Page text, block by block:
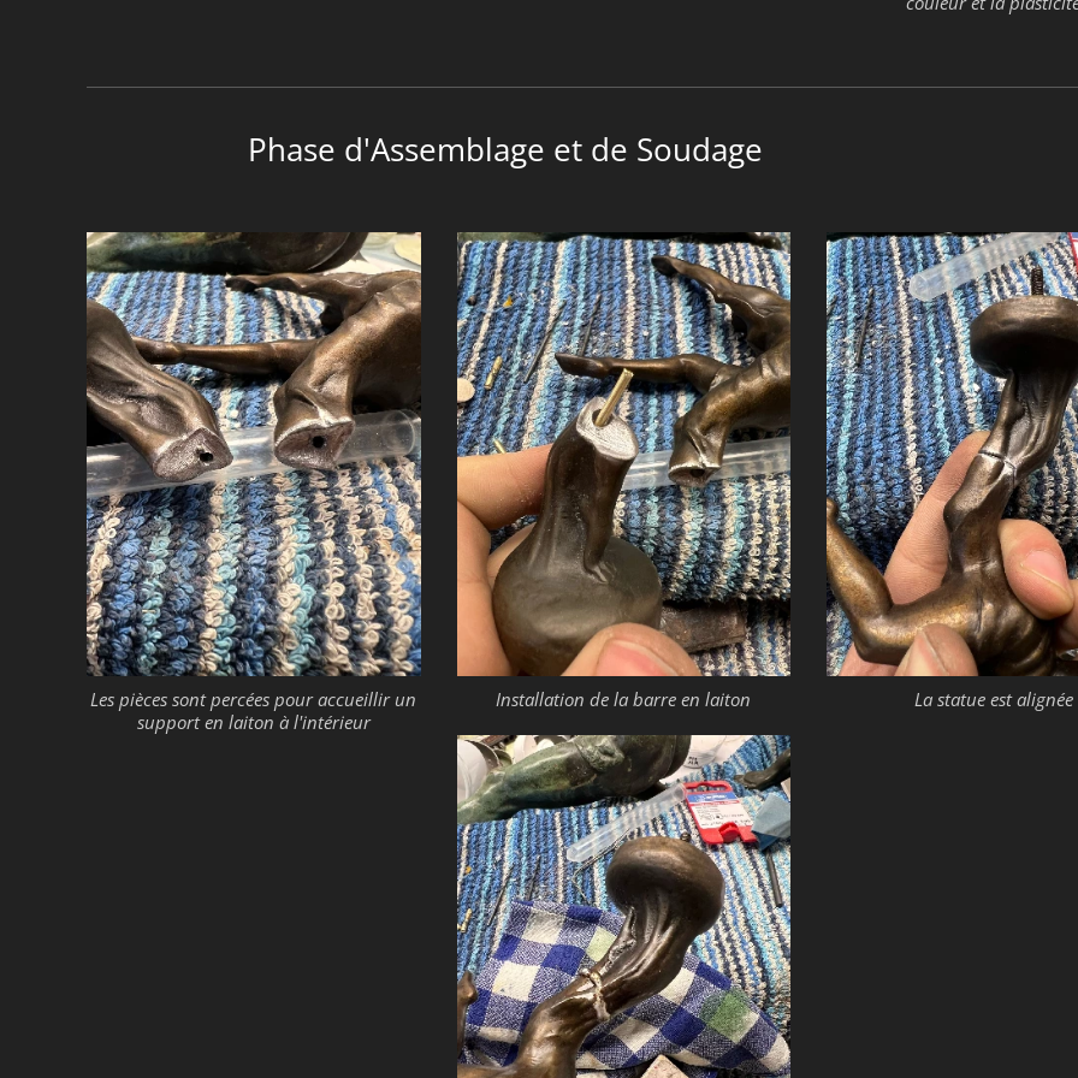
Phase d'Assemblage et de Soudage
Les pièces sont percées pour accueillir un
support en laiton à l'intérieur
Installation de la barre en laiton La statue est alignée